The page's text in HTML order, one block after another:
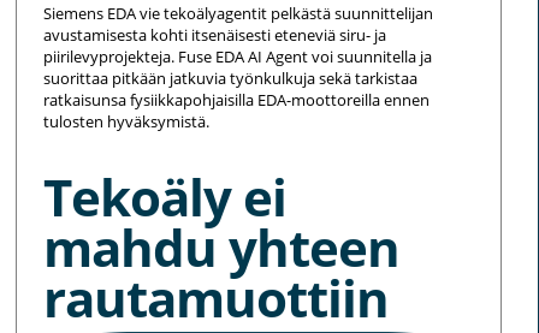
Siemens EDA vie tekoälyagentit pelkästä suunnittelijan
avustamisesta kohti itsenäisesti eteneviä siru- ja
piirilevyprojekteja. Fuse EDA AI Agent voi suunnitella ja
suorittaa pitkään jatkuvia työnkulkuja sekä tarkistaa
ratkaisunsa fysiikkapohjaisilla EDA-moottoreilla ennen
tulosten hyväksymistä.
Tekoäly ei
mahdu yhteen
rautamuottiin